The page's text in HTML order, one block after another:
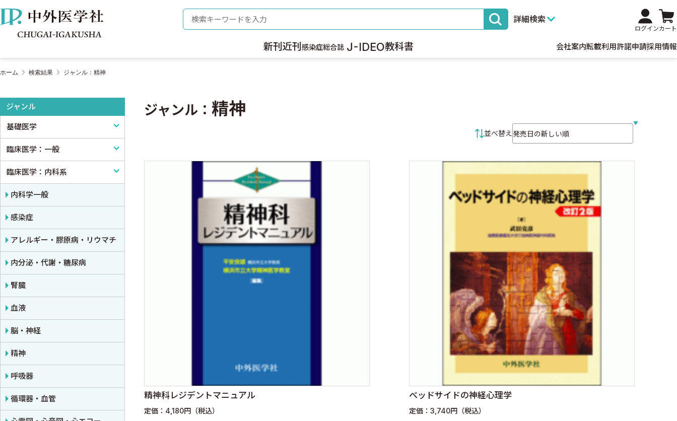
株式会社 中外医学社 検索キーワード 詳細検索
ログインカート
新刊 近刊 感染症総合誌 J-IDEO教科書 会社案内転載利用許諾申請採用情報
ホーム 検索結果 ジャンル：精神
ジャンル
基礎医学
基礎医学一般
解剖学
生理学
免疫学・血清学
公衆衛生学
法医学
臨床医学：一般
臨床医学一般
診断・臨床検査
画像医学・放射線医学・核医学
プライマリケア医学・総合診療
救急医学・集中治療医学
癌・腫瘍一般・緩和医療
栄養・食事療法・輸液・輸血
薬物療法
東洋医学・漢方医学
臨床医学：内科系
内科学一般
感染症
アレルギー・膠原病・リウマチ
内分泌・代謝・糖尿病
腎臓
血液
脳・神経
精神
呼吸器
循環器・血管
ジャンル： 精神
並べ替え並べ替え条件
精神科レジデントマニュアル
定価：4,180円（税込）
ベッドサイドの神経心理学
定価：3,740円（税込）